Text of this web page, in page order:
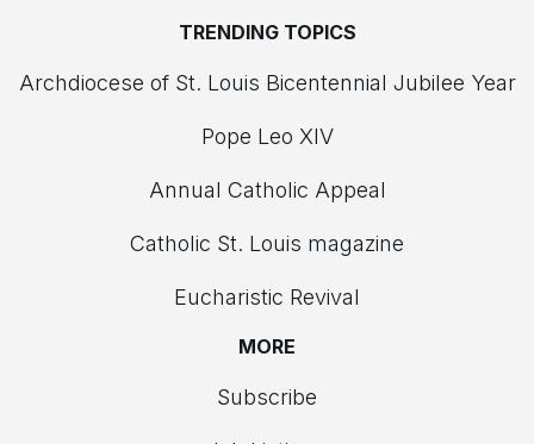
TRENDING TOPICS
Archdiocese of St. Louis Bicentennial Jubilee Year
Pope Leo XIV
Annual Catholic Appeal
Catholic St. Louis magazine
Eucharistic Revival
MORE
Subscribe